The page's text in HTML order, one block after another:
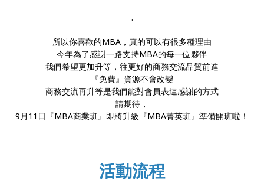
.
所以你喜歡的MBA，真的可以有很多種理由
今年為了感謝一路支持MBA的每一位夥伴
我們希望更加升等，往更好的商務交流品質前進
『免費』資源不會改變
商務交流再升等是我們能對會員表達感謝的方式
請期待，
9月11日『MBA商業班』即將升級『MBA菁英班』準備開班啦！
活動流程